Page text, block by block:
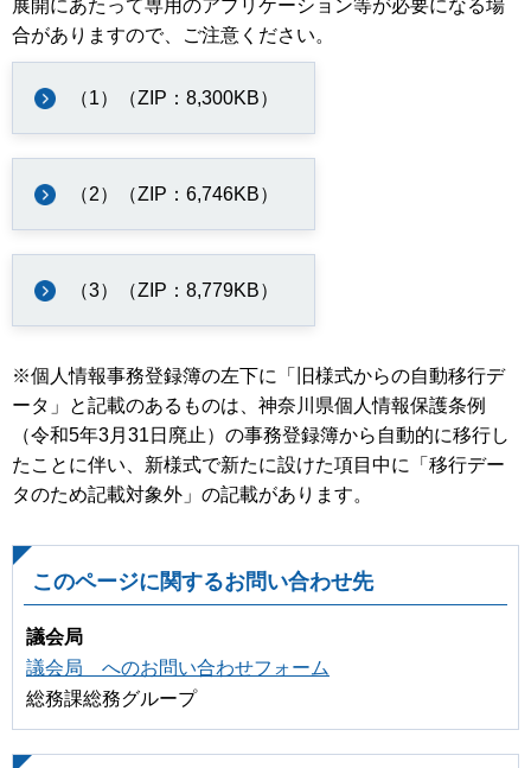
展開にあたって専用のアプリケーション等が必要になる場
合がありますので、ご注意ください。
（1）（ZIP：8,300KB）
（2）（ZIP：6,746KB）
（3）（ZIP：8,779KB）
※個人情報事務登録簿の左下に「旧様式からの自動移行デ
ータ」と記載のあるものは、神奈川県個人情報保護条例
（令和5年3月31日廃止）の事務登録簿から自動的に移行し
たことに伴い、新様式で新たに設けた項目中に「移行デー
タのため記載対象外」の記載があります。
このページに関するお問い合わせ先
議会局
議会局 へのお問い合わせフォーム
総務課総務グループ